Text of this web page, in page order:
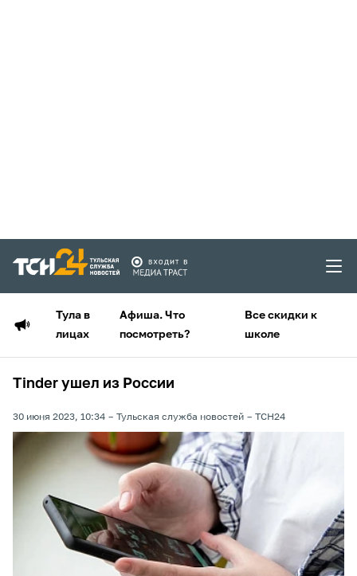
Тула в
лицах
Афиша. Что
посмотреть?
Все скидки к
школе
Tinder ушел из России
30 июня 2023, 10:34 Тульская служба новостей ТСН24